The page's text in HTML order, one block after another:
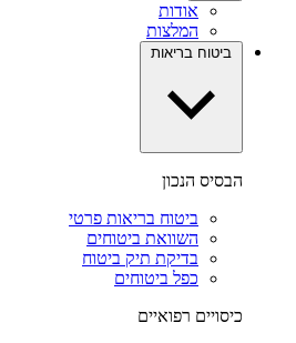
אודות
המלצות
ביטוח בריאות
הבסיס הנכון
ביטוח בריאות פרטי
השוואת ביטוחים
בדיקת תיק ביטוח
כפל ביטוחים
כיסויים רפואיים